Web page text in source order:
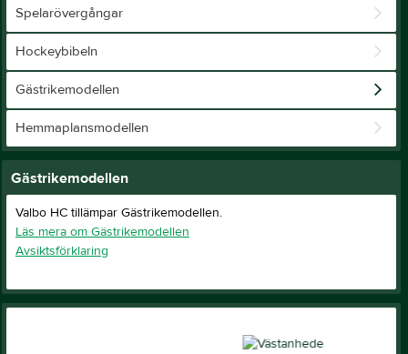
Spelarövergångar
Hockeybibeln
Gästrikemodellen
Hemmaplansmodellen
Gästrikemodellen
Valbo HC tillämpar Gästrikemodellen.
Läs mera om Gästrikemodellen
Avsiktsförklaring